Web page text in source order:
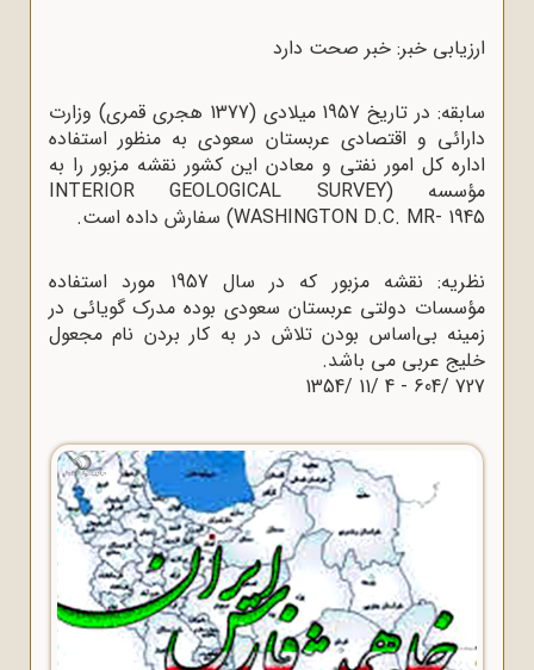
ارزیابی خبر: خبر صحت دارد
سابقه: در تاریخ 1957 میلادی (1377 هجری قمری) وزارت
دارائی و اقتصادی عربستان سعودی به منظور استفاده
اداره کل امور نفتی و معادن این کشور نقشه مزبور را به
مؤسسه (INTERIOR GEOLOGICAL SURVEY
WASHINGTON D.C. MR- 1945) سفارش داده است.
نظریه: نقشه مزبور که در سال 1957 مورد استفاده
مؤسسات دولتی عربستان سعودی بوده مدرک گویائی در
زمینه بی‌اساس بودن تلاش در به کار بردن نام مجعول
خلیج عربی می باشد.
727 /604 - 4 /11 /1354